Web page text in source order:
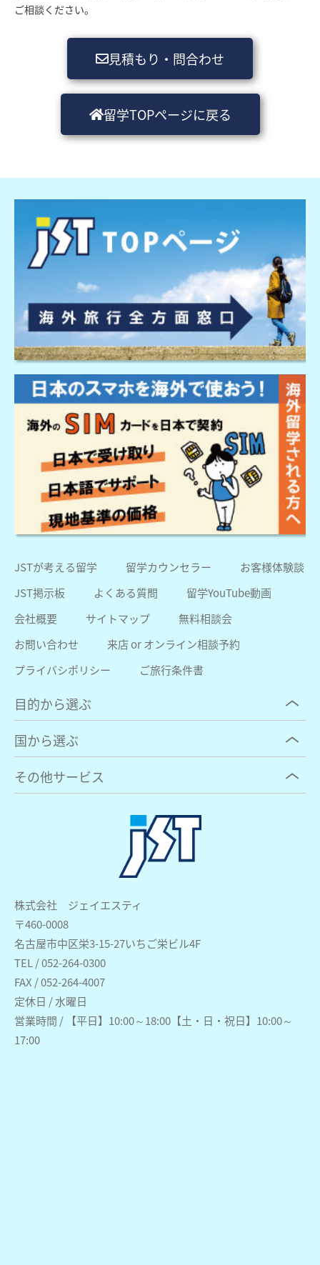
ご相談ください。
見積もり・問合わせ
留学TOPページに戻る
株式会社 ジェイエスティ
〒460-0008
名古屋市中区栄3-15-27いちご栄ビル4F
TEL / 052-264-0300
FAX / 052-264-4007
定休日 / 水曜日
営業時間 / 【平日】10:00～18:00【土・日・祝日】10:00～
17:00
JSTが考える留学 留学カウンセラー
お客様体験談
JST掲示板
よくある質問
留学YouTube動画
会社概要
サイトマップ
無料相談会
お問い合わせ
来店 or オンライン相談予約
プライバシポリシー
ご旅行条件書
目的から選ぶ
国から選ぶ
その他サービス